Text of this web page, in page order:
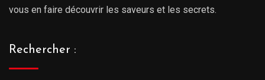
vous en faire découvrir les saveurs et les secrets.
Rechercher :